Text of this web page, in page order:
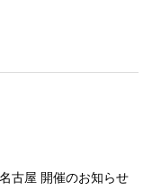
古屋 開催のお知らせ